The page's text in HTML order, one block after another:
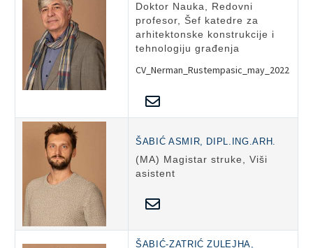
Doktor Nauka, Redovni
profesor, Šef katedre za
arhitektonske konstrukcije i
tehnologiju građenja
CV_Nerman_Rustempasic_may_2022
ŠABIĆ ASMIR, DIPL.ING.ARH.
(MA) Magistar struke, Viši
asistent
ŠABIĆ-ZATRIĆ ZULEJHA,